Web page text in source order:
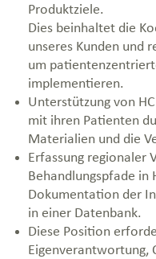
Produktziele.
Dies beinhaltet die
unseres Kunden und
um
implementieren.
Unterstützung von
mit ihren Patienten
Materialien und die
Erfassung regionaler
Behandlungspfade in
Dokumentation der
in einer Datenbank.
Diese Position
Eigenverantwortung,